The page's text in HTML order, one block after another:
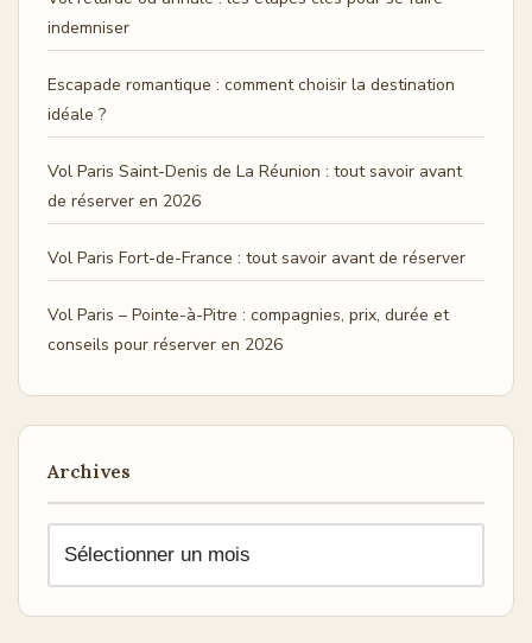
indemniser
Escapade romantique : comment choisir la destination
idéale ?
Vol Paris Saint-Denis de La Réunion : tout savoir avant
de réserver en 2026
Vol Paris Fort-de-France : tout savoir avant de réserver
Vol Paris – Pointe-à-Pitre : compagnies, prix, durée et
conseils pour réserver en 2026
Archives